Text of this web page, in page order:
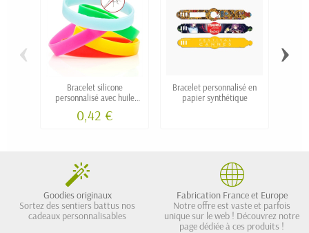
Bracelet silicone
personnalisé avec huile
0,42 €
Bracelet personnalisé en
papier synthétique
‹ ›
Goodies originaux
Sortez des sentiers battus nos
cadeaux personnalisables
Fabrication France et Europe
Notre offre est vaste et parfois
unique sur le web ! Découvrez notre
page dédiée à ces produits !